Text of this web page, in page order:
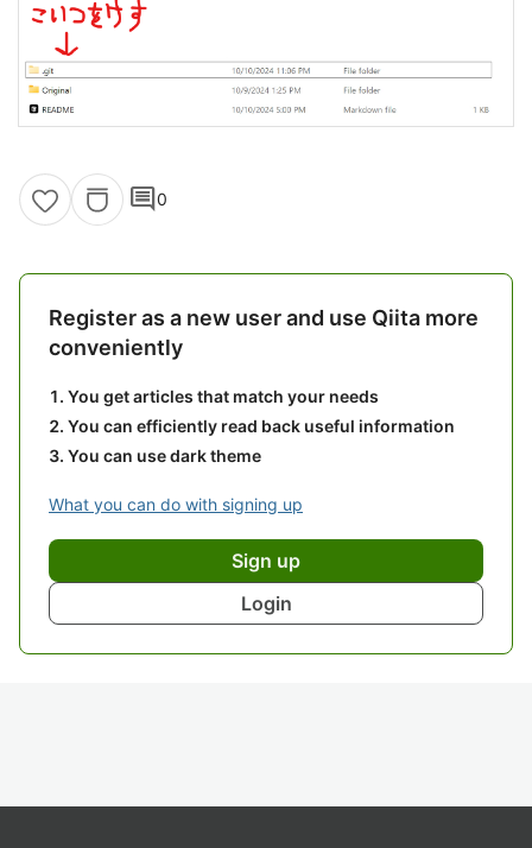
comment0
Register as a new user and use Qiita more
conveniently
You get articles that match your needs
You can efficiently read back useful information
You can use dark theme
What you can do with signing up
Sign up
Login